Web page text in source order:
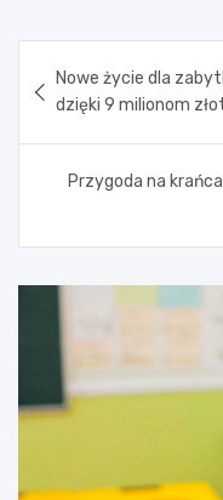
wpisu
Nowe życie dla
dzięki 9 milionom
Przygoda na